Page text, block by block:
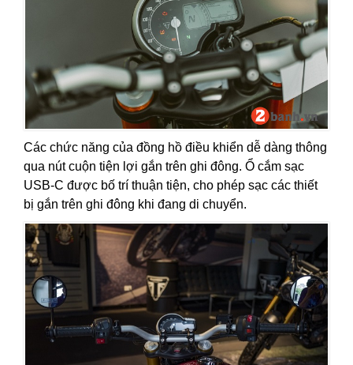
Các chức năng của đồng hồ điều khiển dễ dàng thông
qua nút cuộn tiện lợi gắn trên ghi đông. Ổ cắm sạc
USB-C được bố trí thuận tiện, cho phép sạc các thiết
bị gắn trên ghi đông khi đang di chuyển.